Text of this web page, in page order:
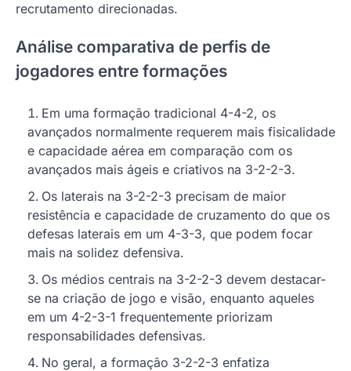
recrutamento direcionadas.
Análise comparativa de perfis de
jogadores entre formações
Em uma formação tradicional 4-4-2, os
avançados normalmente requerem mais fisicalidade
e capacidade aérea em comparação com os
avançados mais ágeis e criativos na 3-2-2-3.
Os laterais na 3-2-2-3 precisam de maior
resistência e capacidade de cruzamento do que os
defesas laterais em um 4-3-3, que podem focar
mais na solidez defensiva.
Os médios centrais na 3-2-2-3 devem destacar-
se na criação de jogo e visão, enquanto aqueles
em um 4-2-3-1 frequentemente priorizam
responsabilidades defensivas.
No geral, a formação 3-2-2-3 enfatiza